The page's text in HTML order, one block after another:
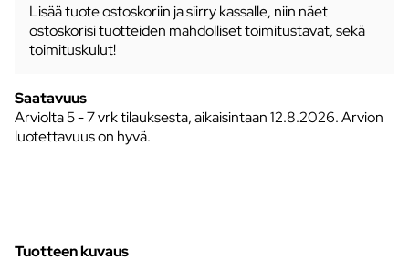
Lisää tuote ostoskoriin ja siirry kassalle, niin näet
ostoskorisi tuotteiden mahdolliset toimitustavat, sekä
toimituskulut!
Saatavuus
Arviolta5 - 7 vrk tilauksesta, aikaisintaan 12.8.2026.Arvion
luotettavuus on hyvä.
Tuotteen kuvaus